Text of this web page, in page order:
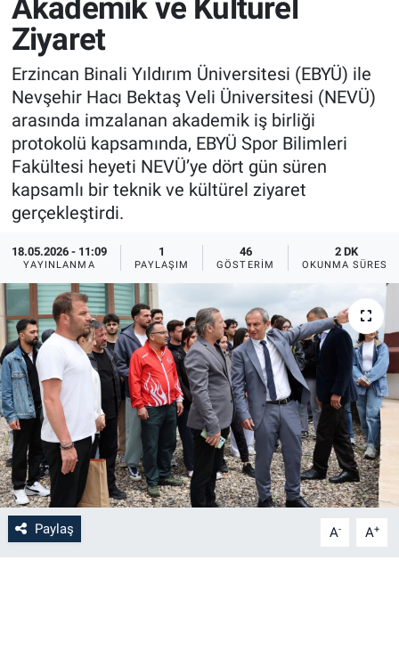
Akademik ve Kültürel
Ziyaret
Erzincan Binali Yıldırım Üniversitesi (EBYÜ) ile
Nevşehir Hacı Bektaş Veli Üniversitesi (NEVÜ)
arasında imzalanan akademik iş birliği
protokolü kapsamında, EBYÜ Spor Bilimleri
Fakültesi heyeti NEVÜ’ye dört gün süren
kapsamlı bir teknik ve kültürel ziyaret
gerçekleştirdi.
18.05.2026 - 11:09
YAYINLANMA
1
PAYLAŞIM
46
GÖSTERIM
2 DK
OKUNMA SÜRESI
Paylaş A- A+
Sağlık
Yerel
Genel
Asayiş
İlan - Duyuru- Mesaj
Türkiye Gündemi
Sizden Gelenler
Yaşam
Sağlık
Eğitim
Kültür
3.Sayfa
Medya
Bilim-Tek
Teknoloji
Röportaj
İlan - Duyuru- Mesaj
Türkiye Gündemi
Sizden Gelenler